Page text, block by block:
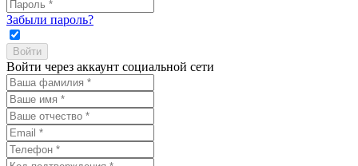
Забыли пароль?
Войти через аккаунт социальной сети